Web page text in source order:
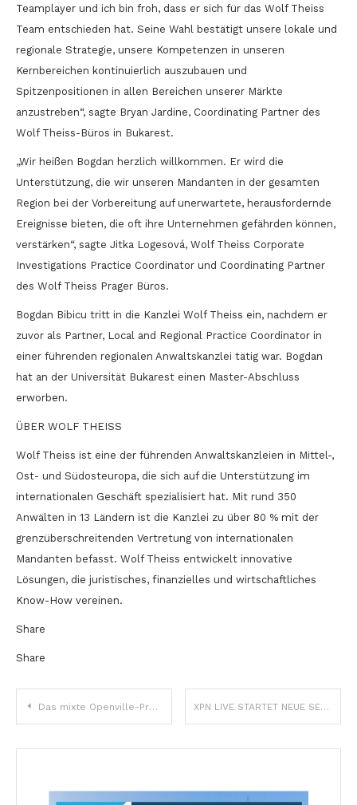
Teamplayer und ich bin froh, dass er sich für das Wolf Theiss
Team entschieden hat. Seine Wahl bestätigt unsere lokale und
regionale Strategie, unsere Kompetenzen in unseren
Kernbereichen kontinuierlich auszubauen und
Spitzenpositionen in allen Bereichen unserer Märkte
anzustreben“, sagte Bryan Jardine, Coordinating Partner des
Wolf Theiss-Büros in Bukarest.
„Wir heißen Bogdan herzlich willkommen. Er wird die
Unterstützung, die wir unseren Mandanten in der gesamten
Region bei der Vorbereitung auf unerwartete, herausfordernde
Ereignisse bieten, die oft ihre Unternehmen gefährden können,
verstärken“, sagte Jitka Logesová, Wolf Theiss Corporate
Investigations Practice Coordinator und Coordinating Partner
des Wolf Theiss Prager Büros.
Bogdan Bibicu tritt in die Kanzlei Wolf Theiss ein, nachdem er
zuvor als Partner, Local and Regional Practice Coordinator in
einer führenden regionalen Anwaltskanzlei tätig war. Bogdan
hat an der Universität Bukarest einen Master-Abschluss
erworben.
ÜBER WOLF THEISS
Wolf Theiss ist eine der führenden Anwaltskanzleien in Mittel-,
Ost- und Südosteuropa, die sich auf die Unterstützung im
internationalen Geschäft spezialisiert hat. Mit rund 350
Anwälten in 13 Ländern ist die Kanzlei zu über 80 % mit der
grenzüberschreitenden Vertretung von internationalen
Mandanten befasst. Wolf Theiss entwickelt innovative
Lösungen, die juristisches, finanzielles und wirtschaftliches
Know-How vereinen.
Share
Share
Beitragsnavigation
Das mixte Openville-Projekt aus Timisoara trägt jetzt den Namen Iulius Town XPN LIVE STARTET NEUE SENDUNG FÜR EXPATRIIERTE IN KLAUSENBURG